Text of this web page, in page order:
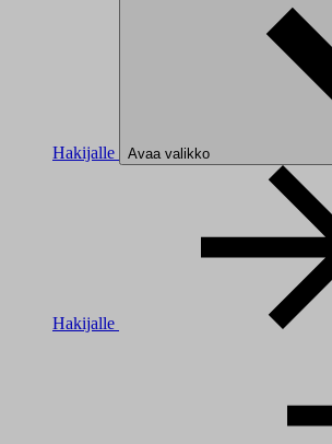
Hakijalle Avaa valikko
Hakijalle